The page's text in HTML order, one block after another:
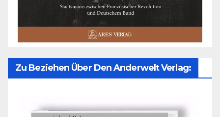
Zu Beziehen Über Den Anderwelt Verlag: